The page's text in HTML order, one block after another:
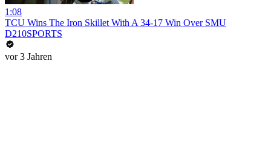
1:08
TCU Wins The Iron Skillet With A 34-17 Win Over SMU
D210SPORTS
vor 3 Jahren